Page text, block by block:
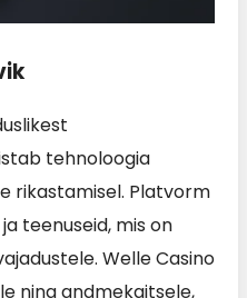
tehnoloogia
rikastamisel. Platvorm
teenuseid, mis on
Welle Casino
ning andmekaitsele,